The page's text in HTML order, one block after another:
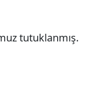
tutuklanmış.